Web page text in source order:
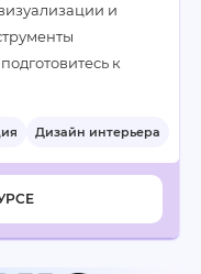
и
к
Дизайн интерьера